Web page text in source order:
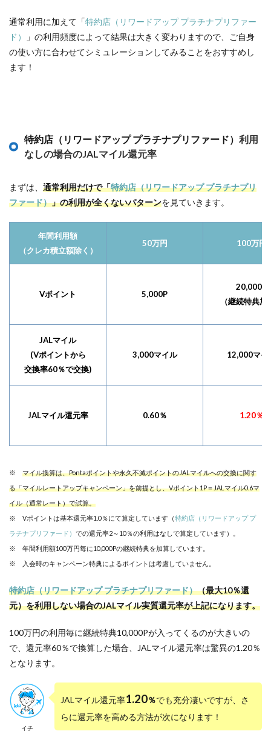
通常利用に加えて「特約店（リワードアップ プラチナプリファー
ド）
」の利用頻度によって結果は大きく変わりますので、ご自身
の使い方に合わせてシミュレーションしてみることをおすすめし
ます！
特約店（リワードアップ プラチナプリファード） 利用
なしの場合のJALマイル還元率
まずは、 通常利用だけで「特約店（リワードアップ プラチナプリ
ファード）」の利用が全くないパターンを見ていきます。
年間利用額
（クレカ積立額除く）
50万円 100万円
Vポイント 5,000P
20,000P
（継続特典加
JALマイル
(Vポイントから
交換率60％で交換)
3,000マイル 12,000マイ
JALマイル還元率 0.60％ 1.20％
※ マイル換算は、Pontaポイントや永久不滅ポイントのJALマイルへの交換に関す
る「マイルレートアップキャンペーン」を前提とし、Vポイント1P＝JALマイル0.6マ
イル（通常レート）で試算。
※ Vポイントは基本還元率1.0％にて算定しています（特約店（リワードアップ プ
ラチナプリファード） での還元率2～10％の利用はなしで算定しています）。
※ 年間利用額100万円毎に10,000Pの継続特典を加算しています。
※ 入会時のキャンペーン特典によるポイントは考慮していません。
特約店（リワードアップ プラチナプリファード）（最大10％還
元）を利用しない場合のJALマイル実質還元率が上記になります。
100万円の利用毎に継続特典10,000Pが入ってくるのが大きいの
で、還元率60％で換算した場合、JALマイル還元率は驚異の1.20％
となります。
イチ
JALマイル還元率1.20％でも充分凄いですが、さ
らに還元率を高める方法が次になります！